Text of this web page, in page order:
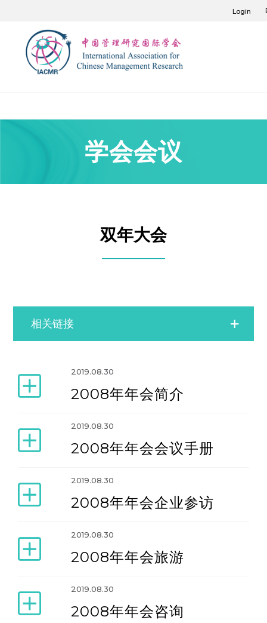
Login
学会会议
双年大会
相关链接
特别会议
2019.08.30
2008年年会简介
2019.08.30
2008年年会会议手册
2019.08.30
2008年年会企业参访
2019.08.30
2008年年会旅游
2019.08.30
2008年年会咨询